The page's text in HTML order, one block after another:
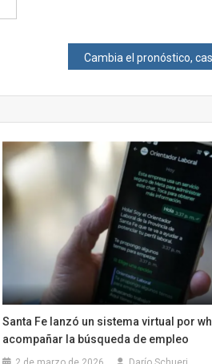
Cambia el pronóstico,
Santa Fe lanzó un sistema virtual por
acompañar la búsqueda de empleo